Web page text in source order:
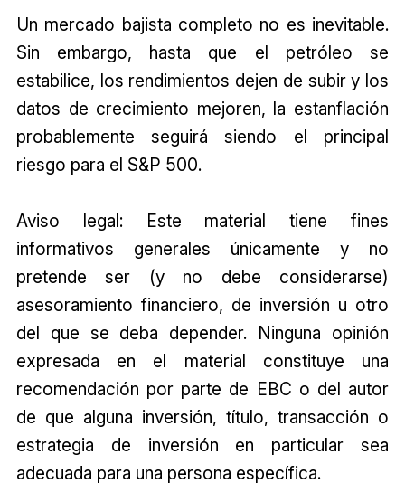
Un mercado bajista completo no es inevitable.
Sin embargo, hasta que el petróleo se
estabilice, los rendimientos dejen de subir y los
datos de crecimiento mejoren, la estanflación
probablemente seguirá siendo el principal
riesgo para el S&P 500.
Aviso legal: Este material tiene fines
informativos generales únicamente y no
pretende ser (y no debe considerarse)
asesoramiento financiero, de inversión u otro
del que se deba depender. Ninguna opinión
expresada en el material constituye una
recomendación por parte de EBC o del autor
de que alguna inversión, título, transacción o
estrategia de inversión en particular sea
adecuada para una persona específica.